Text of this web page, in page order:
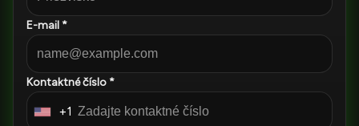
E-mail *
Kontaktné číslo *
U +1